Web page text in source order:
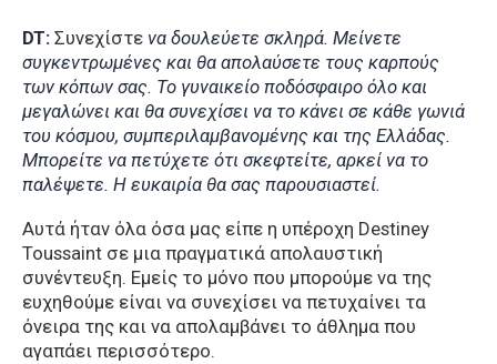
DT: Συνεχίστε να δουλεύετε σκληρά. Μείνετε
συγκεντρωμένες και θα απολαύσετε τους καρπούς
των κόπων σας. Το γυναικείο ποδόσφαιρο όλο και
μεγαλώνει και θα συνεχίσει να το κάνει σε κάθε γωνιά
του κόσμου, συμπεριλαμβανομένης και της Ελλάδας.
Μπορείτε να πετύχετε ότι σκεφτείτε, αρκεί να το
παλέψετε. Η ευκαιρία θα σας παρουσιαστεί.
Αυτά ήταν όλα όσα μας είπε η υπέροχη Destiney
Toussaint σε μια πραγματικά απολαυστική
συνέντευξη. Εμείς το μόνο που μπορούμε να της
ευχηθούμε είναι να συνεχίσει να πετυχαίνει τα
όνειρα της και να απολαμβάνει το άθλημα που
αγαπάει περισσότερο.